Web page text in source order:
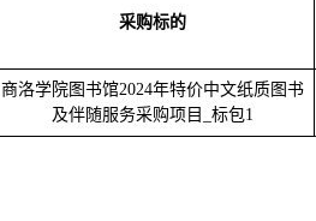
采购标的
商洛学院图书馆2024年特价中文纸质图书
及伴随服务采购项目_标包1